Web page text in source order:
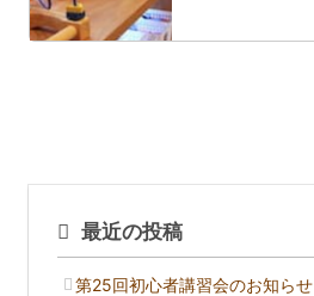
最近の投稿
第25回初心者講習会のお知らせ